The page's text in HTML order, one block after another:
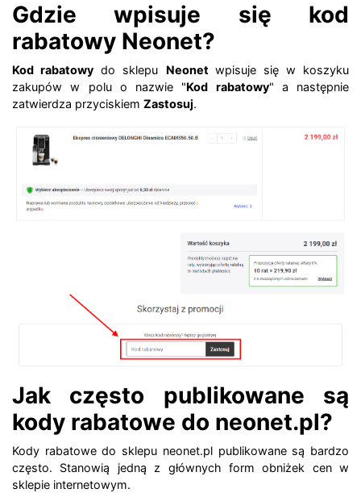
Gdzie wpisuje się kod
rabatowy Neonet?
Kod rabatowy do sklepu Neonet wpisuje się w koszyku
zakupów w polu o nazwie "Kod rabatowy" a następnie
zatwierdza przyciskiem Zastosuj.
Jak często publikowane są
kody rabatowe do neonet.pl?
Kody rabatowe do sklepu neonet.pl publikowane są bardzo
często. Stanowią jedną z głównych form obniżek cen w
sklepie internetowym.